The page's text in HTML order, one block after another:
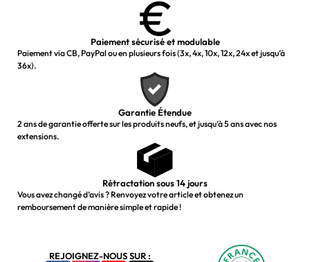
Paiement sécurisé et modulable
Paiement via CB, PayPal ou en plusieurs fois (3x, 4x, 10x, 12x, 24x et jusqu’à
36x).
Garantie Étendue
2 ans de garantie offerte sur les produits neufs, et jusqu’à 5 ans avec nos
extensions.
Rétractation sous 14 jours
Vous avez changé d’avis ? Renvoyez votre article et obtenez un
remboursement de manière simple et rapide !
REJOIGNEZ-NOUS SUR :